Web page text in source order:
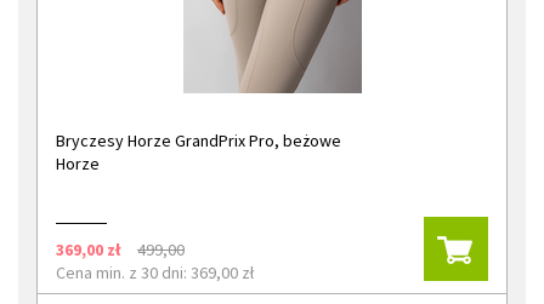
Bryczesy Horze GrandPrix Pro, beżowe
Horze
369,00 zł
499,00
Cena min. z 30 dni: 369,00 zł